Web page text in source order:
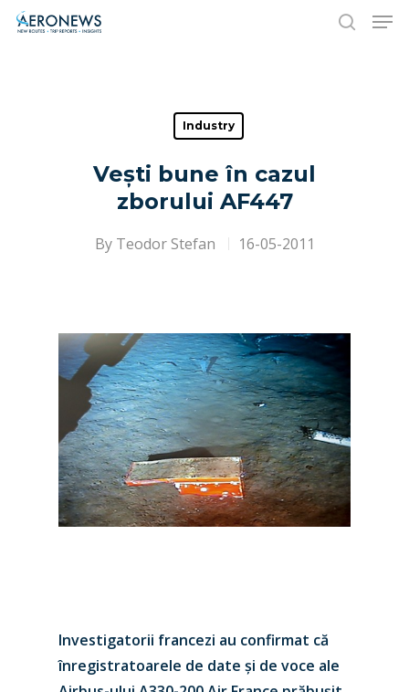
Hit enter to search or ESC to close
Industry
Vești bune în cazul
zborului AF447
By Teodor Stefan 16-05-2011
Investigatorii francezi au confirmat că
înregistratoarele de date și de voce ale